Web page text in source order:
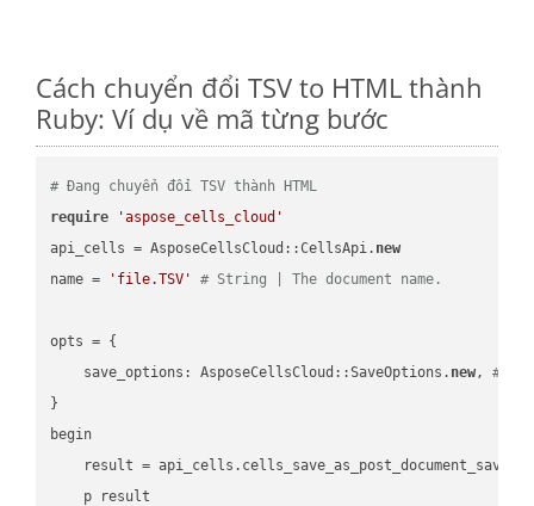
Cách chuyển đổi TSV to HTML thành
Ruby: Ví dụ về mã từng bước
# Đang chuyển đổi TSV thành HTML
require
'aspose_cells_cloud'
api_cells = AsposeCellsCloud::CellsApi. new
name =
'file.TSV' # String | The document name.
opts = {
    save_options: AsposeCellsCloud::SaveOptions.
new, #
}
begin
result =
    p result